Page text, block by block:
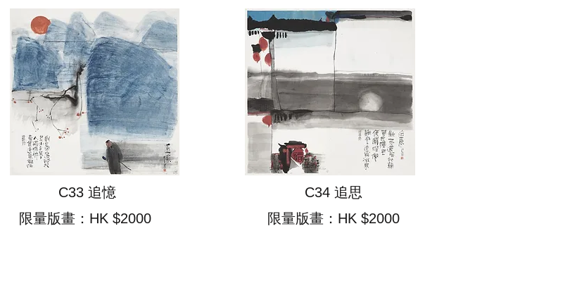
C33 追憶
限量版畫：HK $2000​
C34 追思
限量版畫：HK $2000